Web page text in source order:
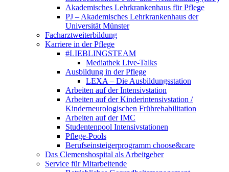
Akademisches Lehrkrankenhaus für Pflege
PJ – Akademisches Lehrkrankenhaus der
Universität Münster
Facharztweiterbildung
Karriere in der Pflege
#LIEBLINGSTEAM
Mediathek Live-Talks
Ausbildung in der Pflege
LEXA – Die Ausbildungsstation
Arbeiten auf der Intensivstation
Arbeiten auf der Kinderintensivstation /
Kinderneurologischen Frührehabilitation
Arbeiten auf der IMC
Studentenpool Intensivstationen
Pflege-Pools
Berufseinsteigerprogramm choose&care
Das Clemenshospital als Arbeitgeber
Service für Mitarbeitende